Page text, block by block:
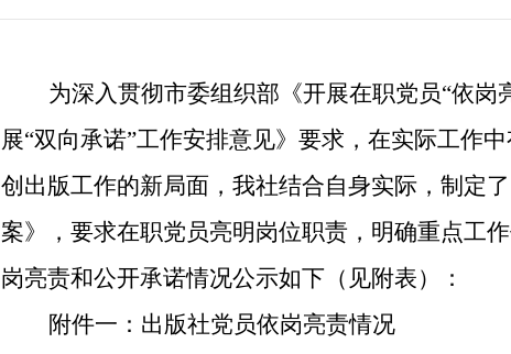
为深入贯彻市委组织部《开展在职党员“依岗
展“双向承诺”工作安排意见》要求，在实际工作
创出版工作的新局面， 我社结合自身实际，制定了
案》， 要求在职党员亮明岗位职责，明确重点工
岗亮责和公开承诺情况公示如下（见附表）：
附件一： 出版社党员依岗亮责情况